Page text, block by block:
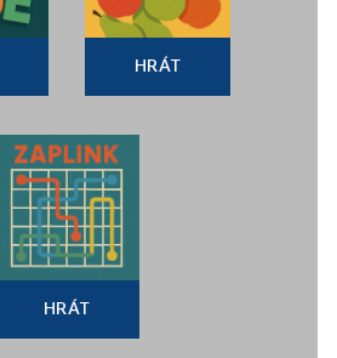
HRÁT
HRÁT